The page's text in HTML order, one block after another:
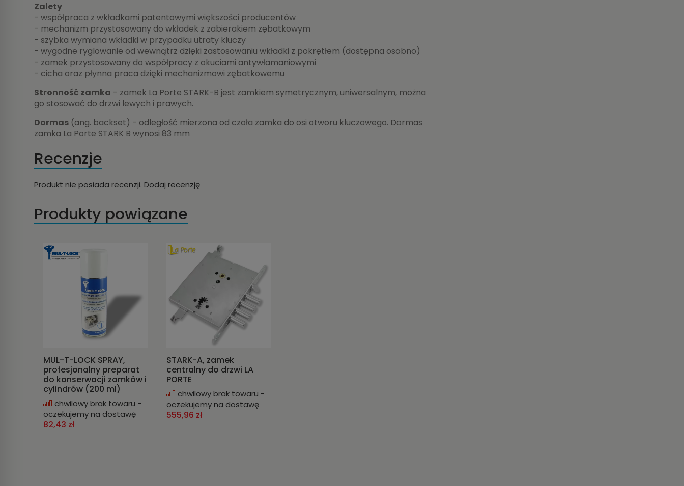
Zalety
- współpraca z wkładkami patentowymi większości producentów
- mechanizm przystosowany do wkładek z zabierakiem zębatkowym
- szybka wymiana wkładki w przypadku utraty kluczy
- wygodne ryglowanie od wewnątrz dzięki zastosowaniu wkładki z pokrętłem (dostępna osobno)
- zamek przystosowany do współpracy z okuciami antywłamaniowymi
- cicha oraz płynna praca dzięki mechanizmowi zębatkowemu
Stronność zamka - zamek La Porte STARK-B jest zamkiem symetrycznym, uniwersalnym, można
go stosować do drzwi lewych i prawych.
Dormas (ang. backset) - odległość mierzona od czoła zamka do osi otworu kluczowego. Dormas
zamka La Porte STARK B wynosi 83 mm
Recenzje
Produkt nie posiada recenzji.Dodaj recenzję
Produkty powiązane
MUL-T-LOCK SPRAY,
profesjonalny preparat
do konserwacji zamków i
cylindrów (200 ml)
chwilowy brak towaru -
oczekujemy na dostawę
82,43 zł
STARK-A, zamek
centralny do drzwi LA
PORTE
chwilowy brak towaru -
oczekujemy na dostawę
555,96 zł